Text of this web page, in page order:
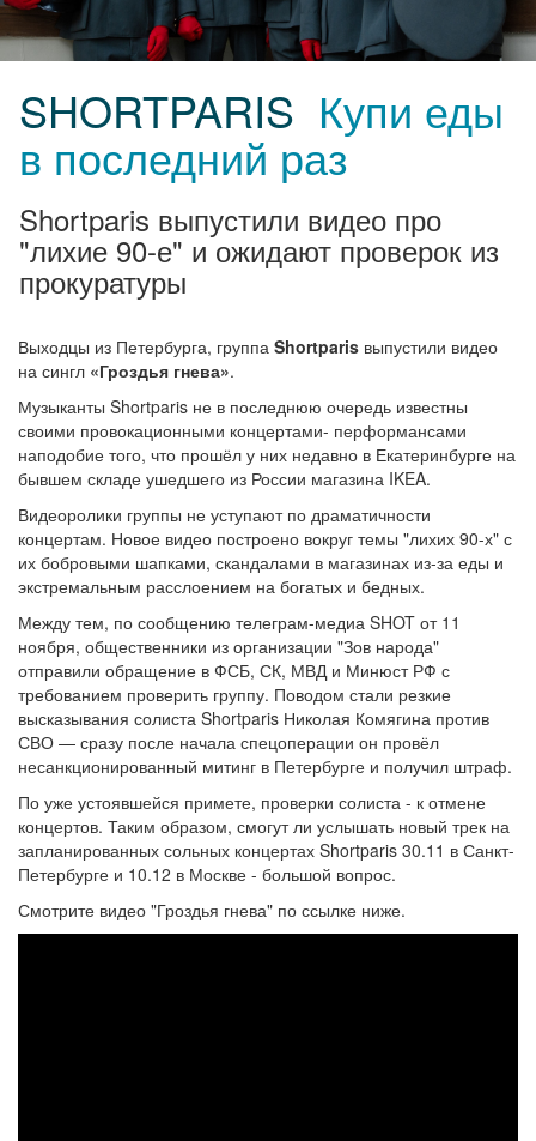
SHORTPARIS Купи еды
в последний раз
Shortparis выпустили видео про
"лихие 90-е" и ожидают проверок из
прокуратуры
Выходцы из Петербурга, группа Shortparis выпустили видео
на сингл «Гроздья гнева».
Музыканты Shortparis не в последнюю очередь известны
своими провокационными концертами- перформансами
наподобие того, что прошёл у них недавно в Екатеринбурге на
бывшем складе ушедшего из России магазина IKEA.
Видеоролики группы не уступают по драматичности
концертам. Новое видео построено вокруг темы "лихих 90-х" с
их бобровыми шапками, скандалами в магазинах из-за еды и
экстремальным расслоением на богатых и бедных.
Между тем, по сообщению телеграм-медиа SHOT от 11
ноября, общественники из организации "Зов народа"
отправили обращение в ФСБ, СК, МВД и Минюст РФ с
требованием проверить группу. Поводом стали резкие
высказывания солиста Shortparis Николая Комягина против
СВО — сразу после начала спецоперации он провёл
несанкционированный митинг в Петербурге и получил штраф.
По уже устоявшейся примете, проверки солиста - к отмене
концертов. Таким образом, смогут ли услышать новый трек на
запланированных сольных концертах Shortparis 30.11 в Санкт-
Петербурге и 10.12 в Москве - большой вопрос.
Смотрите видео "Гроздья гнева" по ссылке ниже.